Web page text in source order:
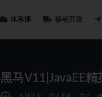
体系课 移动开发
黑马V11|JavaEE
后端开发 3 年前 0